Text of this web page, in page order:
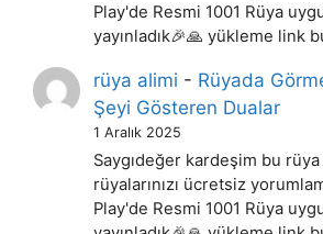
Play'de Resmi 1001 Rüya
yayınladık🎉🙏 yükleme link
rüya alimi - Rüyada
Şeyi Gösteren Dualar
1 Aralık 2025
Saygıdeğer kardeşim bu
rüyalarınızı ücretsiz
Play'de Resmi 1001 Rüya